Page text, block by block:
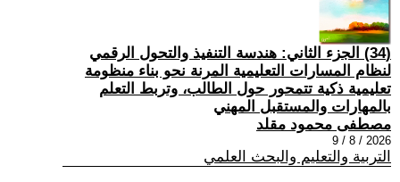
(34) الجزء الثاني: هندسة التنفيذ والتحول الرقمي
لنظام المسارات التعليمية المرنة نحو بناء منظومة
تعليمية ذكية تتمحور حول الطالب، وتربط التعلم
بالمهارات والمستقبل المهني
مصطفى محمود مقلد
2026 / 8 / 9
التربية والتعليم والبحث العلمي